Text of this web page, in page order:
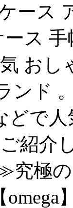
ース
ス
おし
ンド
どで
紹介
究極